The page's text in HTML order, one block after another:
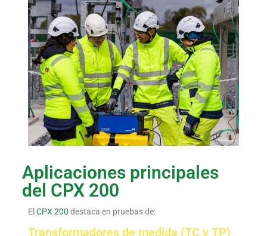
Aplicaciones principales
del CPX 200
El CPX 200 destaca en pruebas de:
Transformadores de medida (TC y TP)